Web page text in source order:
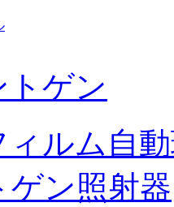
トゲン
ィルム自
ゲン照射器